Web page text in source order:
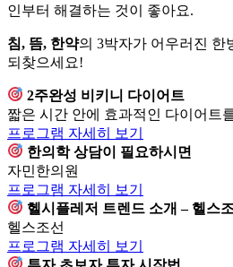
인부터 해결하는 것이 좋아요.
침, 뜸, 한약의 3박자가 어우러진 한
되찾으세요!
2주완성 비키니 다이어트
짧은 시간 안에 효과적인 다이어트
프로그램 자세히 보기
한의학 상담이 필요하시면
자민한의원
프로그램 자세히 보기
헬시플레저 트렌드 소개 – 헬스
헬스조선
프로그램 자세히 보기